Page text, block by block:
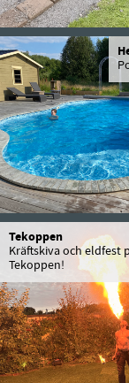
Tekoppen
Kräftskiva och eldfest
Tekoppen!